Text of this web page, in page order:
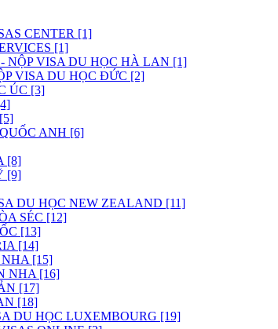
CENTER [1]
[1]
NỘP VISA DU HỌC HÀ LAN [1]
VISA DU HỌC ĐỨC [2]
ÚC [3]
ANH [6]
[8]
[9]
DU HỌC NEW ZEALAND [11]
SÉC [12]
[13]
[14]
[15]
NHA [16]
[17]
[18]
DU HỌC LUXEMBOURG [19]